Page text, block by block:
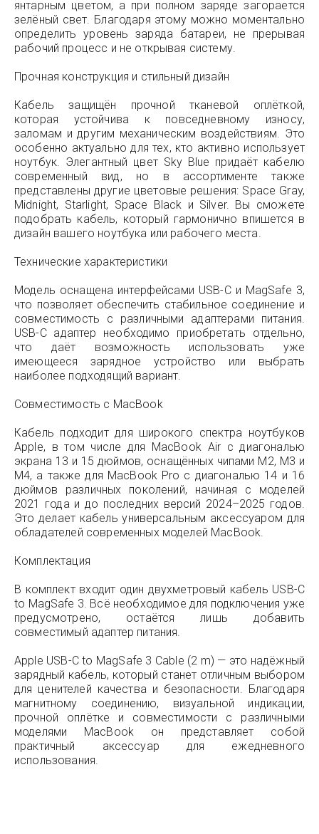
янтарным цветом, а при полном заряде загорается
зелёный свет. Благодаря этому можно моментально
определить уровень заряда батареи, не прерывая
рабочий процесс и не открывая систему.
Прочная конструкция и стильный дизайн
Кабель защищён прочной тканевой оплёткой,
которая устойчива к повседневному износу,
заломам и другим механическим воздействиям. Это
особенно актуально для тех, кто активно использует
ноутбук. Элегантный цвет Sky Blue придаёт кабелю
современный вид, но в ассортименте также
представлены другие цветовые решения: Space Gray,
Midnight, Starlight, Space Black и Silver. Вы сможете
подобрать кабель, который гармонично впишется в
дизайн вашего ноутбука или рабочего места.
Технические характеристики
Модель оснащена интерфейсами USB-C и MagSafe 3,
что позволяет обеспечить стабильное соединение и
совместимость с различными адаптерами питания.
USB-C адаптер необходимо приобретать отдельно,
что даёт возможность использовать уже
имеющееся зарядное устройство или выбрать
наиболее подходящий вариант.
Совместимость с MacBook
Кабель подходит для широкого спектра ноутбуков
Apple, в том числе для MacBook Air с диагональю
экрана 13 и 15 дюймов, оснащённых чипами M2, M3 и
M4, а также для MacBook Pro с диагональю 14 и 16
дюймов различных поколений, начиная с моделей
2021 года и до последних версий 2024–2025 годов.
Это делает кабель универсальным аксессуаром для
обладателей современных моделей MacBook.
Комплектация
В комплект входит один двухметровый кабель USB-C
to MagSafe 3. Всё необходимое для подключения уже
предусмотрено, остаётся лишь добавить
совместимый адаптер питания.
Apple USB-C to MagSafe 3 Cable (2 m) — это надёжный
зарядный кабель, который станет отличным выбором
для ценителей качества и безопасности. Благодаря
магнитному соединению, визуальной индикации,
прочной оплётке и совместимости с различными
моделями MacBook он представляет собой
практичный аксессуар для ежедневного
использования.